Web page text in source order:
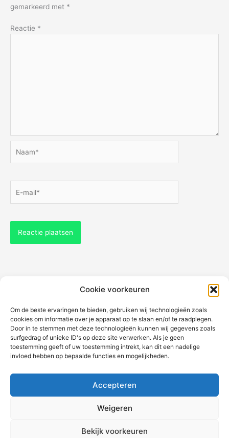
Cookie voorkeuren
Om de beste ervaringen te bieden, gebruiken wij technologieën zoals
cookies om informatie over je apparaat op te slaan en/of te raadplegen.
Door in te stemmen met deze technologieën kunnen wij gegevens zoals
surfgedrag of unieke ID's op deze site verwerken. Als je geen
toestemming geeft of uw toestemming intrekt, kan dit een nadelige
invloed hebben op bepaalde functies en mogelijkheden.
Accepteren
Weigeren
Bekijk voorkeuren
gemarkeerd met *
Reactie *
mail*
Over deze website
Contact
Privacy en Cookie policy